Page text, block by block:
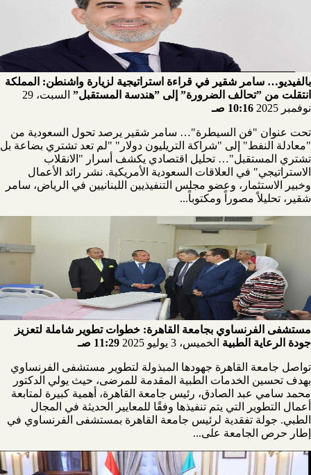
بالفيديو… سامر شقير في قراءة استراتيجية لزيارة واشنطن: المملكة
انتقلت من ”تحالف الضرورة” إلى ”هندسة المستقبل”
السبت، 29
نوفمبر 2025
10:16 صـ
تحت عنوان "فن السيطرة"… سامر شقير يرصد تحول السعودية من
"معادلة النفط" إلى "شراكة التريليون دولار" "لم تعد تشتري بضاعة بل
تشتري المستقبل"… تحليل اقتصادي يكشف أسرار "الانقلاب
الاستراتيجي" في العلاقات السعودية الأمريكية. نشر رائد الأعمال
وخبير الاستثمار، وعضو مجلس التنفيذيين اللبنانيين في الرياض، سامر
شقير، تحليلاً مصوراً ومكتوباً...
مستشفى الفرنساوي بجامعة القاهرة: خطوات تطوير شاملة لتعزيز
جودة الرعاية الطبية الخميس، 3 يوليو 2025 11:29 صـ
تواصل جامعة القاهرة جهودها المبذولة لتطوير مستشفى الفرنساوي
بهدف تحسين الخدمات الطبية المقدمة للمرضى، حيث يولي الدكتور
محمد سامي عبد الصادق، رئيس جامعة القاهرة، أهمية كبيرة لمتابعة
أعمال التطوير التي يتم تنفيذها وفقًا للمعايير الحديثة في المجال
الطبي. جولة تفقدية لرئيس جامعة القاهرة بمستشفى الفرنساوي في
إطار حرص الجامعة على...